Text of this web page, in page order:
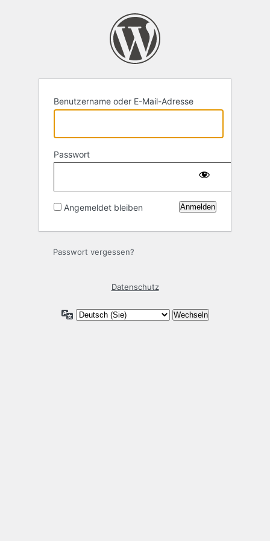
Benutzername oder E-Mail-Adresse
Passwort
Angemeldet bleiben
Passwort vergessen?
Datenschutz
Sprache